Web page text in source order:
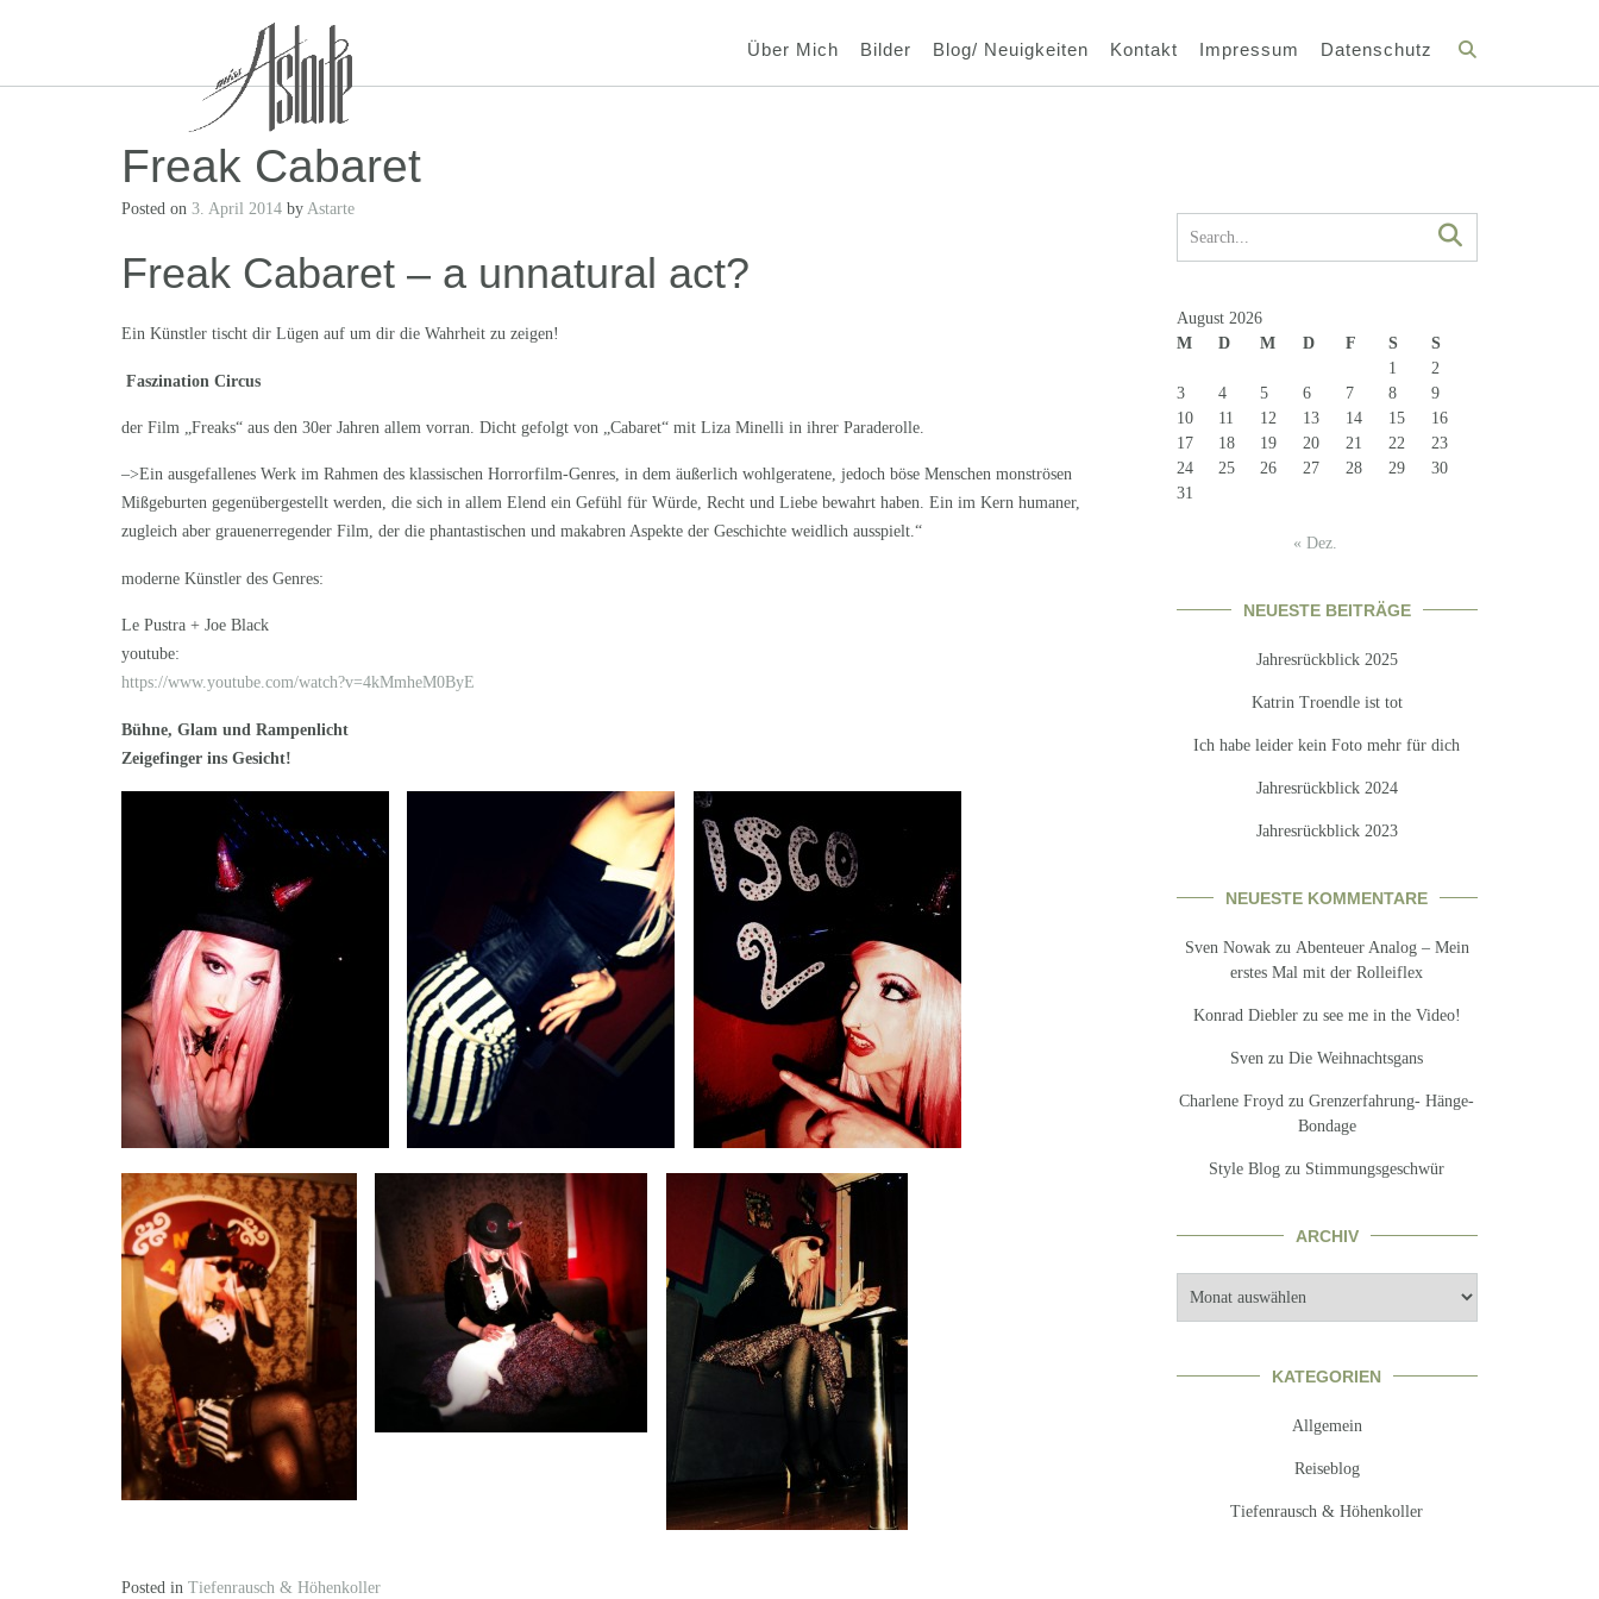
Über Mich Bilder Blog/ Neuigkeiten Kontakt Impressum Datenschutz
Freak Cabaret
Posted on 3. April 2014 by Astarte
Freak Cabaret – a unnatural act?
Ein Künstler tischt dir Lügen auf um dir die Wahrheit zu zeigen!
Faszination Circus
der Film „Freaks“ aus den 30er Jahren allem vorran. Dicht gefolgt von „Cabaret“ mit Liza Minelli in ihrer Paraderolle.
–>Ein ausgefallenes Werk im Rahmen des klassischen Horrorfilm-Genres, in dem äußerlich wohlgeratene, jedoch böse Menschen monströsen
Mißgeburten gegenübergestellt werden, die sich in allem Elend ein Gefühl für Würde, Recht und Liebe bewahrt haben. Ein im Kern humaner,
zugleich aber grauenerregender Film, der die phantastischen und makabren Aspekte der Geschichte weidlich ausspielt.“
moderne Künstler des Genres:
Le Pustra + Joe Black
youtube:
https://www.youtube.com/watch?v=4kMmheM0ByE
Bühne, Glam und Rampenlicht
Zeigefinger ins Gesicht!
Posted in Tiefenrausch & Höhenkoller
August 2026
M
D M D F S
S
1
2
3
4 5 6 7 8
9
10
11 12 13 14 15
16
17
18 19 20 21 22
23
24
25 26 27 28 29
30
31
« Dez.
NEUESTE BEITRÄGE
Jahresrückblick 2025
Katrin Troendle ist tot
Ich habe leider kein Foto mehr für dich
Jahresrückblick 2024
Jahresrückblick 2023
NEUESTE KOMMENTARE
Sven Nowakzu Abenteuer Analog – Mein
erstes Mal mit der Rolleiflex
Konrad Dieblerzu see me in the Video!
Sven zuDie Weihnachtsgans
Charlene Froyd zuGrenzerfahrung- Hänge-
Bondage
Style Blog zu Stimmungsgeschwür
ARCHIV
KATEGORIEN
Allgemein
Reiseblog
Tiefenrausch & Höhenkoller